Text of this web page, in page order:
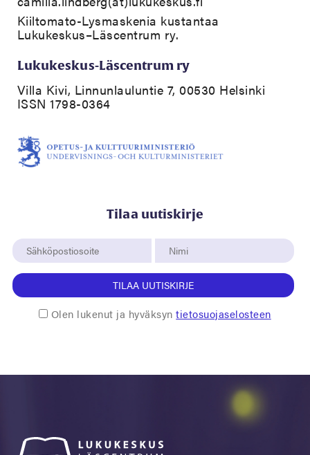
Kiiltomato-Lysmaskenia kustantaa
Lukukeskus–Läscentrum ry.
Lukukeskus-Läscentrum ry
Villa Kivi, Linnunlauluntie 7, 00530 Helsinki
ISSN 1798-0364
Tilaa uutiskirje
TILAA UUTISKIRJE
Olen lukenut ja hyväksyntietosuojaselosteen